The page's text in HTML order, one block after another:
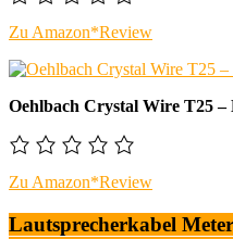
Zu Amazon*Review
Oehlbach Crystal Wire T25
Zu Amazon*Review
Lautsprecherkabel